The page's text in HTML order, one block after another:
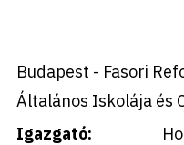
Budapest - Fasori
Általános Iskolája és
Igazgató: